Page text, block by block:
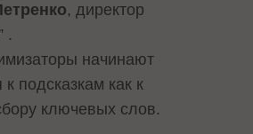
, директор
.
начинают
подсказкам как к
ключевых слов.